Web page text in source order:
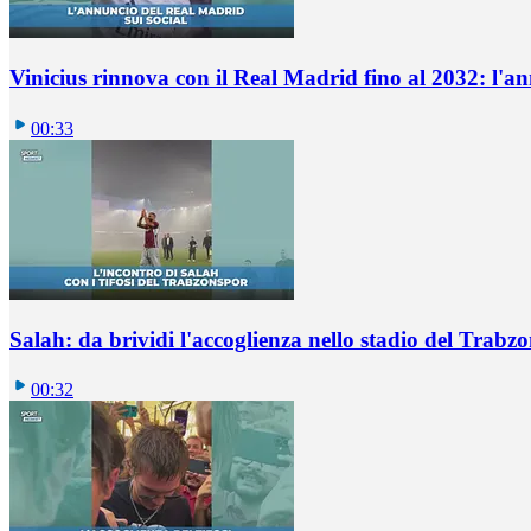
Vinicius rinnova con il Real Madrid fino al 2032:
00:33
Salah: da brividi l'accoglienza nello stadio del
00:32